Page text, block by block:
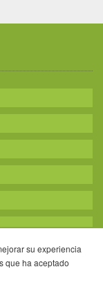
su experiencia
que ha aceptado